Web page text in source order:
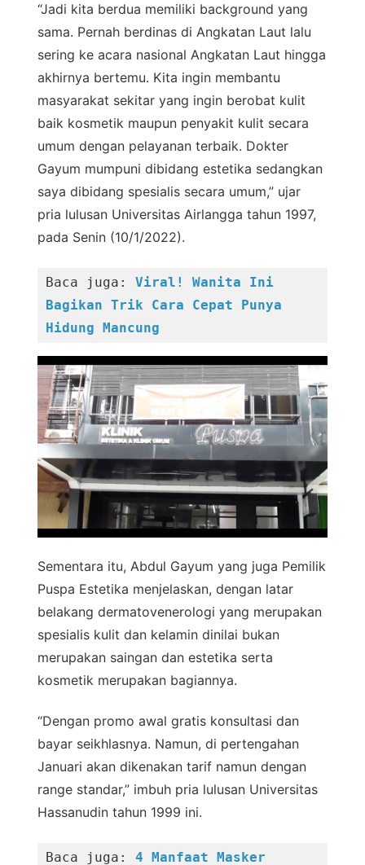
“Jadi kita berdua memiliki background yang
sama. Pernah berdinas di Angkatan Laut lalu
sering ke acara nasional Angkatan Laut hingga
akhirnya bertemu. Kita ingin membantu
masyarakat sekitar yang ingin berobat kulit
baik kosmetik maupun penyakit kulit secara
umum dengan pelayanan terbaik. Dokter
Gayum mumpuni dibidang estetika sedangkan
saya dibidang spesialis secara umum,” ujar
pria lulusan Universitas Airlangga tahun 1997,
pada Senin (10/1/2022).
Baca juga: Viral! Wanita Ini
Bagikan Trik Cara Cepat Punya
Hidung Mancung
Sementara itu, Abdul Gayum yang juga Pemilik
Puspa Estetika menjelaskan, dengan latar
belakang dermatovenerologi yang merupakan
spesialis kulit dan kelamin dinilai bukan
merupakan saingan dan estetika serta
kosmetik merupakan bagiannya.
“Dengan promo awal gratis konsultasi dan
bayar seikhlasnya. Namun, di pertengahan
Januari akan dikenakan tarif namun dengan
range standar,” imbuh pria lulusan Universitas
Hassanudin tahun 1999 ini.
Baca juga: 4 Manfaat Masker